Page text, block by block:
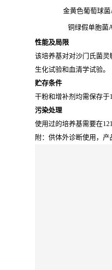
金黄色葡萄球菌
铜绿假单胞菌
性能及局限
该培养基对对沙门氏菌
生化试验和血清学试验。
贮存条件
干粉和增补剂均需保存
污染处理
使用过的培养基需要在
附：供体外诊断使用，产